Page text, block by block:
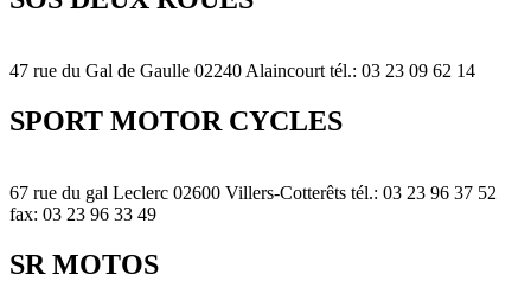
47 rue du Gal de Gaulle 02240 Alaincourt tél.: 03 23 09 62 14
SPORT MOTOR CYCLES
67 rue du gal Leclerc 02600 Villers-Cotterêts tél.: 03 23 96 37 52
fax: 03 23 96 33 49
SR MOTOS